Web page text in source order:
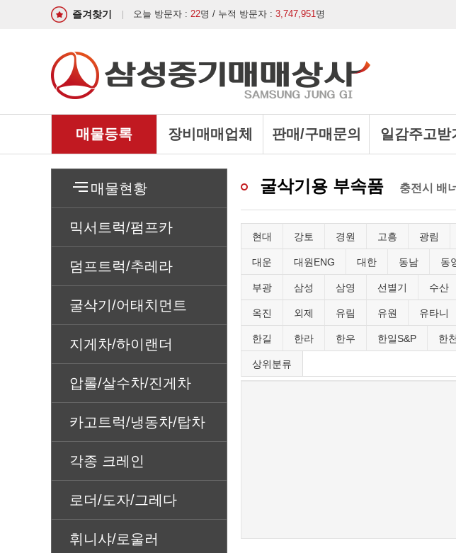
즐겨찾기 오늘 방문자 : 22명 / 누적 방문자 : 3,747,951 명
매물등록 장비매매업체 판매/구매문의 일감주고받
매물현황
믹서트럭/펌프카
덤프트럭/추레라
굴삭기/어태치먼트
지게차/하이랜더
압롤/살수차/진게차
카고트럭/냉동차/탑차
각종 크레인
로더/도자/그레다
휘니샤/로울러
굴삭기용 부속품 충전시 배
현대 강토 경원 고흥 광림
대운 대원ENG 대한 동남 동
부광 삼성 삼영 선별기 수산
옥진 외제 유림 유원 유타니
한길 한라 한우 한일S&P 한천
상위분류